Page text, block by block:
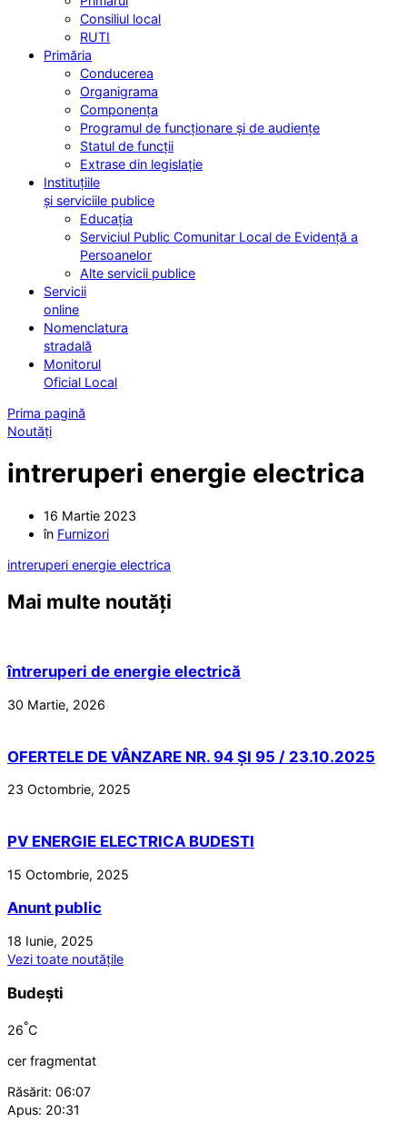
Consiliul local
RUTI
Primăria
Conducerea
Organigrama
Componența
Programul de funcționare și de audiențe
Statul de funcții
Extrase din legislație
Instituțiile
și serviciile publice
Educația
Serviciul Public Comunitar Local de Evidență a
Persoanelor
Alte servicii publice
Servicii
online
Nomenclatura
stradală
Monitorul
Oficial Local
Prima pagină
Noutăți
intreruperi energie electrica
16 Martie 2023
în Furnizori
intreruperi energie electrica
Mai multe noutăți
întreruperi de energie electrică
30 Martie, 2026
OFERTELE DE VÂNZARE NR. 94 ȘI 95 / 23.10.2025
23 Octombrie, 2025
PV ENERGIE ELECTRICA BUDESTI
15 Octombrie, 2025
Anunt public
18 Iunie, 2025
Vezi toate noutățile
Budești
26°C
cer fragmentat
Răsărit: 06:07
Apus: 20:31